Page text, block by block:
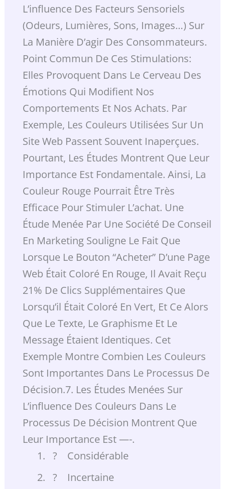
L’influence Des Facteurs Sensoriels
(odeurs, Lumières, Sons, Images…) Sur
La Manière D’agir Des Consommateurs.
Point Commun De Ces Stimulations:
Elles Provoquent Dans Le Cerveau Des
Émotions Qui Modifient Nos
Comportements Et Nos Achats. Par
Exemple, Les Couleurs Utilisées Sur Un
Site Web Passent Souvent Inaperçues.
Pourtant, Les Études Montrent Que Leur
Importance Est Fondamentale. Ainsi, La
Couleur Rouge Pourrait Être Très
Efficace Pour Stimuler L’achat. Une
Étude Menée Par Une Société De Conseil
En Marketing Souligne Le Fait Que
Lorsque Le Bouton “acheter” D’une Page
Web Était Coloré En Rouge, Il Avait Reçu
21% De Clics Supplémentaires Que
Lorsqu’il Était Coloré En Vert, Et Ce Alors
Que Le Texte, Le Graphisme Et Le
Message Étaient Identiques. Cet
Exemple Montre Combien Les Couleurs
Sont Importantes Dans Le Processus De
Décision.7. Les Études Menées Sur
L’influence Des Couleurs Dans Le
Processus De Décision Montrent Que
Leur Importance Est —-.
? Considérable
? Incertaine